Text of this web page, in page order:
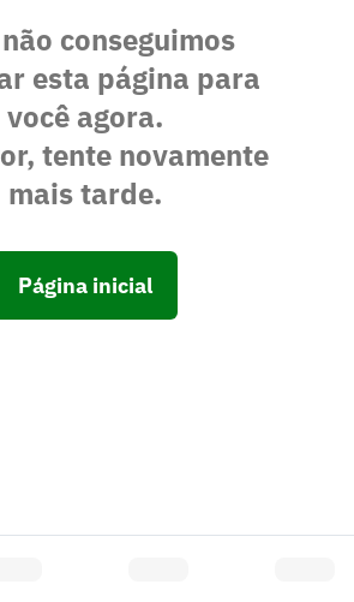
conseguimos
esta página para
você agora.
tente novamente
mais tarde.
Página inicial